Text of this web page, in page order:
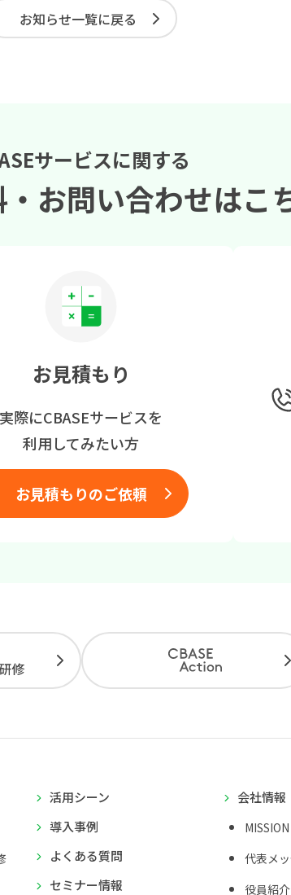
お知らせ一覧に戻る
サービスに関する
お問い合わせはこ
お見積もり
実際にCBASEサービスを
利用してみたい方
お見積もりのご依頼
活用シーン
導入事例
よくある質問
セミナー情報
会社情報
代表メ
役員紹介